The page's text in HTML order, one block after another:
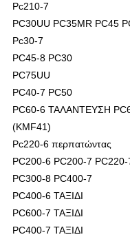
Pc210-7
PC30UU PC35MR PC45
Pc30-7
PC45-8 PC30
PC75UU
PC40-7 PC50
PC60-6 ΤΑΛΑΝΤΕΥΣΗ
(KMF41)
Pc220-6 περπατώντας
PC200-6 PC200-7
PC300-8 PC400-7
PC400-6 ΤΑΞΙΔΙ
PC600-7 ΤΑΞΙΔΙ
PC400-7 ΤΑΞΙΔΙ